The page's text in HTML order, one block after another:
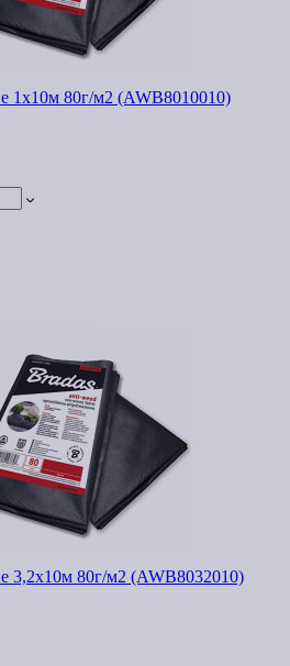
1х10м 80г/м2 (AWB8010010)
3,2х10м 80г/м2 (AWB8032010)